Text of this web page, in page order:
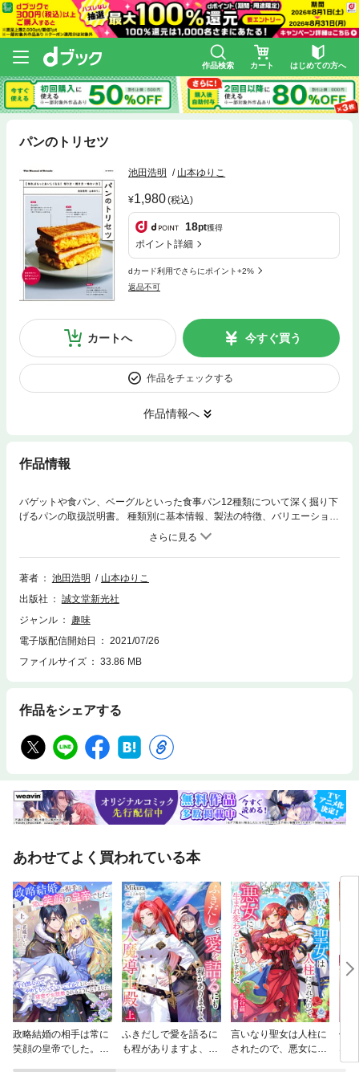
作品検索 カート はじめての方へ
パンのトリセツ
池田浩明 山本ゆりこ
1,980(税込)
18pt獲得
ポイント詳細
dカード利用でさらにポイント+2%
返品不可
カートへ 今すぐ買う
作品をチェックする
作品情報へ
作品情報
バゲットや食パン、ベーグルといった食事パン12種類について深く掘り下
げるパンの取扱説明書。 種類別に基本情報、製法の特徴、バリエーショ
ン、切り方、焼き方、おすすめの食べ方を解説します。 食べ方は基本的に
本国の食文化に基づき、複数のレシピを紹介しています。 パンの種類ごと
に掲載する食べ方のレシピのほか、パンに合うレシピを卵や肉などの食材
別に掲載。 好きな食材や使いたいものから食べ方やそれに合うパンを選ぶ
日本で楽しむ方法をレポートするコラムやパンの基本的な情報を解説した
ページも充実しています。 実用性に加え、読み物としてのおもしろさも兼
著者 池田浩明
山本ゆりこ
出版社
誠文堂新光社
ジャンル
趣味
電子版配信開始日
2021/07/26
ファイルサイズ
33.86 MB
作品をシェアする
あわせてよく買われている本
政略結婚の相手は常に
笑顔の皇帝でした。不
ふきだしで愛を語るに
も程がありますよ、大
言いなり聖女は人柱に
されたので、悪女に生
偽
ない